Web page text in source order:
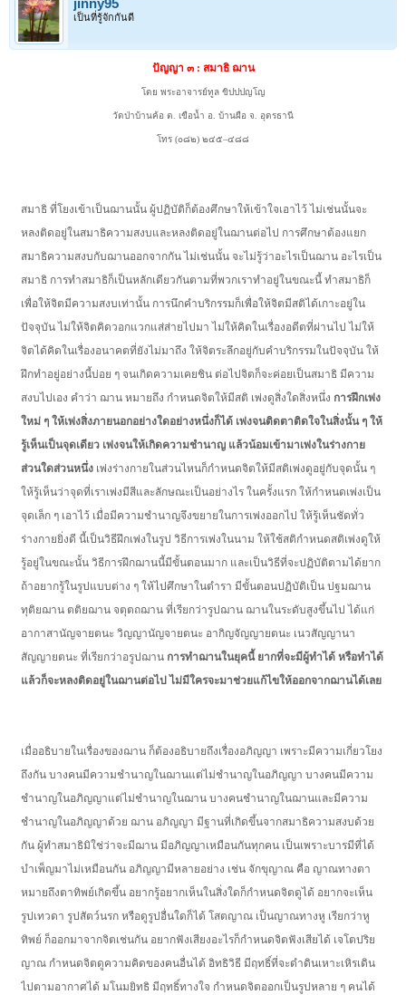
jinny95
เป็นที่รู้จักกันดี
ปัญญา ๓ : สมาธิ ฌาน
โดย พระอาจารย์ทูล ขิปปปญโญ
วัดป่าบ้านค้อ ต. เขือน้ำ อ. บ้านผือ จ. อุดรธานี
โทร (๐๘๒) ๒๔๕–๔๘๘
สมาธิ ที่โยงเข้าเป็นฌานนั้น ผู้ปฏิบัติก็ต้องศึกษาให้เข้าใจเอาไว้ ไม่เช่นนั้นจะ
หลงติดอยู่ในสมาธิความสงบและหลงติดอยู่ในฌานต่อไป การศึกษาต้องแยก
สมาธิความสงบกับฌานออกจากกัน ไม่เช่นนั้น จะไม่รู้ว่าอะไรเป็นฌาน อะไรเป็น
สมาธิ การทำสมาธิก็เป็นหลักเดียวกันตามที่พวกเราทำอยู่ในขณะนี้ ทำสมาธิก็
เพื่อให้จิตมีความสงบเท่านั้น การนึกคำบริกรรมก็เพื่อให้จิตมีสติได้เกาะอยู่ใน
ปัจจุบัน ไม่ให้จิตคิดวอกแวกแส่ส่ายไปมา ไม่ให้คิดในเรื่องอดีตที่ผ่านไป ไม่ให้
จิตได้คิดในเรื่องอนาคตที่ยังไม่มาถึง ให้จิตระลึกอยู่กับคำบริกรรมในปัจจุบัน ให้
ฝึกทำอยู่อย่างนี้บ่อย ๆ จนเกิดความเคยชิน ต่อไปจิตก็จะค่อยเป็นสมาธิ มีความ
สงบไปเอง คำว่า ฌาน หมายถึง กำหนดจิตให้มีสติ เพ่งดูสิ่งใดสิ่งหนึ่ง การฝึกเพ่ง
ใหม่ ๆ ให้เพ่งสิ่งภายนอกอย่างใดอย่างหนึ่งก็ได้ เพ่งจนติดตาติดใจในสิ่งนั้น ๆ ให้
รู้เห็นเป็นจุดเดียว เพ่งจนให้เกิดความชำนาญ แล้วน้อมเข้ามาเพ่งในร่างกาย
ส่วนใดส่วนหนึ่ง เพ่งร่างกายในส่วนไหนก็กำหนดจิตให้มีสติเพ่งดูอยู่กับจุดนั้น ๆ
ให้รู้เห็นว่าจุดที่เราเพ่งมีสีและลักษณะเป็นอย่างไร ในครั้งแรก ให้กำหนดเพ่งเป็น
จุดเล็ก ๆ เอาไว้ เมื่อมีความชำนาญจึงขยายในการเพ่งออกไป ให้รู้เห็นชัดทั่ว
ร่างกายยิ่งดี นี้เป็นวิธีฝึกเพ่งในรูป วิธีการเพ่งในนาม ให้ใช้สติกำหนดสติเพ่งดูให้
รู้อยู่ในขณะนั้น วิธีการฝึกฌานนี้มีขั้นตอนมาก และเป็นวิธีที่จะปฏิบัติตามได้ยาก
ถ้าอยากรู้ในรูปแบบต่าง ๆ ให้ไปศึกษาในตำรา มีขั้นตอนปฏิบัติเป็น ปฐมฌาน
ทุติยฌาน ตติยฌาน จตุตถฌาน ที่เรียกว่ารูปฌาน ฌานในระดับสูงขึ้นไป ได้แก่
อากาสานัญจายตนะ วิญญานัญจายตนะ อากิญจัญญายตนะ เนวสัญญานา
สัญญายตนะ ที่เรียกว่าอรูปฌาน การทำฌานในยุคนี้ ยากที่จะมีผู้ทำได้ หรือทำได้
แล้วก็จะหลงติดอยู่ในฌานต่อไป ไม่มีใครจะมาช่วยแก้ไขให้ออกจากฌานได้เลย
เมื่ออธิบายในเรื่องของฌาน ก็ต้องอธิบายถึงเรื่องอภิญญา เพราะมีความเกี่ยวโยง
ถึงกัน บางคนมีความชำนาญในฌานแต่ไม่ชำนาญในอภิญญา บางคนมีความ
ชำนาญในอภิญญาแต่ไม่ชำนาญในฌาน บางคนชำนาญในฌานและมีความ
ชำนาญในอภิญญาด้วย ฌาน อภิญญา มีฐานที่เกิดขึ้นจากสมาธิความสงบด้วย
กัน ผู้ทำสมาธิมิใช่ว่าจะมีฌาน มีอภิญญาเหมือนกันทุกคน เป็นเพราะบารมีที่ได้
บำเพ็ญมาไม่เหมือนกัน อภิญญามีหลายอย่าง เช่น จักขุญาณ คือ ญาณทางตา
หมายถึงตาทิพย์เกิดขึ้น อยากรู้อยากเห็นในสิ่งใดก็กำหนดจิตดูได้ อยากจะเห็น
รูปเทวดา รูปสัตว์นรก หรือดูรูปอื่นใดก็ได้ โสตญาณ เป็นญาณทางหู เรียกว่าหู
ทิพย์ ก็ออกมาจากจิตเช่นกัน อยากฟังเสียงอะไรก็กำหนดจิตฟังเสียได้ เจโตปริย
ญาณ กำหนดจิตดูความคิดของคนอื่นได้ อิทธิวิธี มีฤทธิ์ที่จะดำดินเหาะเหิรเดิน
ไปตามอากาศได้ มโนมยิทธิ มีฤทธิ์ทางใจ กำหนดจิตออกเป็นรูปหลาย ๆ คนได้